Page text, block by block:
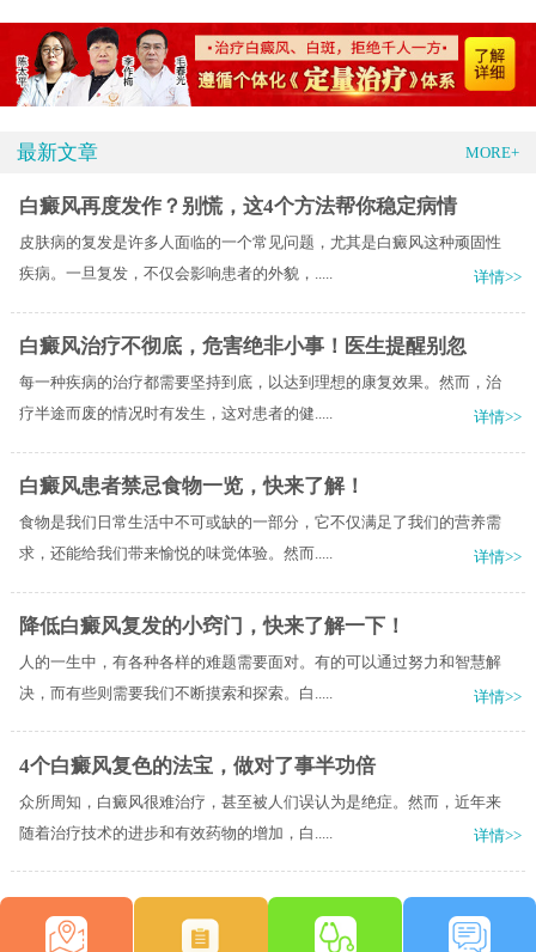
最新文章 MORE+
白癜风再度发作？别慌，这4个方法帮你稳定病情
皮肤病的复发是许多人面临的一个常见问题，尤其是白癜风这种顽固性
疾病。一旦复发，不仅会影响患者的外貌，.....
详情>>
白癜风治疗不彻底，危害绝非小事！医生提醒别忽
每一种疾病的治疗都需要坚持到底，以达到理想的康复效果。然而，治
疗半途而废的情况时有发生，这对患者的健.....
详情>>
白癜风患者禁忌食物一览，快来了解！
食物是我们日常生活中不可或缺的一部分，它不仅满足了我们的营养需
求，还能给我们带来愉悦的味觉体验。然而.....
详情>>
降低白癜风复发的小窍门，快来了解一下！
人的一生中，有各种各样的难题需要面对。有的可以通过努力和智慧解
决，而有些则需要我们不断摸索和探索。白.....
详情>>
4个白癜风复色的法宝，做对了事半功倍
众所周知，白癜风很难治疗，甚至被人们误认为是绝症。然而，近年来
随着治疗技术的进步和有效药物的增加，白.....
详情>>